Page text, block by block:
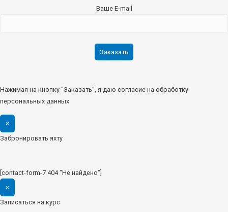
Ваше E-mail
Нажимая на кнопку "Заказать", я даю согласие на обработку
персональных данных
×
Забронировать яхту
[contact-form-7 404 "Не найдено"]
×
Записаться на курс